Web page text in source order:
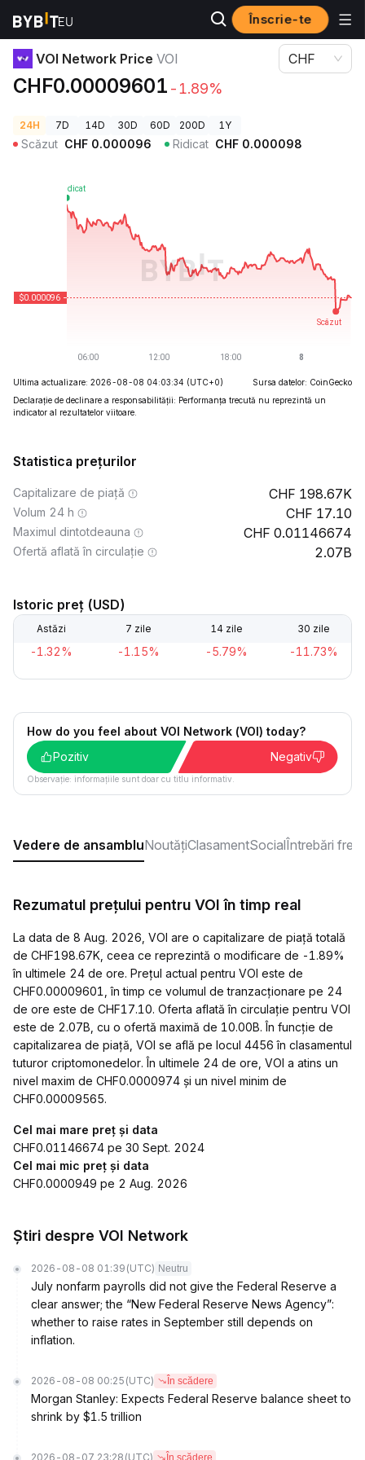
Înscrie-te
Prețuri Crypto
VOI Network Price VOI
CHF0.00009601 -1.89%
CHF
24H 7D 14D 30D 60D 200D 1Y
Scăzut CHF 0.000096 Ridicat CHF 0.000098
Ultima actualizare: 2026-08-08 04:03:34 (UTC+0)
Sursa datelor: CoinGecko
Declarație de declinare a responsabilității: Performanța trecută nu reprezintă un
indicator al rezultatelor viitoare.
Statistica prețurilor
Capitalizare de piață 198.67K
Volum 24 h 17.10
Maximul dintotdeauna 0.01146674
Ofertă aflată în circulație 2.07B
Istoric preț (USD)
Astăzi 7 zile 14 zile 30 zile
-1.32% -1.15% -5.79% -11.73%
How do you feel about VOI Network (VOI) today?
Pozitiv
Negativ
Observație: informațiile sunt doar cu titlu informativ.
Vedere de ansambluNoutățiClasamentSocialÎntrebări
Rezumatul prețului pentru VOI în timp real
La data de 8 Aug. 2026, VOI are o capitalizare de piață totală
de CHF198.67K, ceea ce reprezintă o modificare de -1.89%
în ultimele 24 de ore. Prețul actual pentru VOI este de
CHF0.00009601, în timp ce volumul de tranzacționare pe 24
de ore este de CHF17.10. Oferta aflată în circulație pentru VOI
este de 2.07B, cu o ofertă maximă de 10.00B. În funcție de
capitalizarea de piață, VOI se află pe locul 4456 în clasamentul
tuturor criptomonedelor. În ultimele 24 de ore, VOI a atins un
nivel maxim de CHF0.0000974 și un nivel minim de
CHF0.00009565.
Cel mai mare preț și data
CHF0.01146674 pe 30 Sept. 2024
Cel mai mic preț și data
CHF0.0000949 pe 2 Aug. 2026
Știri despre VOI Network
2026-08-08 01:39 (UTC) Neutru
July nonfarm payrolls did not give the Federal Reserve a
clear answer; the “New Federal Reserve News Agency”:
whether to raise rates in September still depends on
inflation.
2026-08-08 00:25 (UTC) În scădere
Morgan Stanley: Expects Federal Reserve balance sheet to
shrink by $1.5 trillion
2026-08-07 23:28 (UTC) În scădere